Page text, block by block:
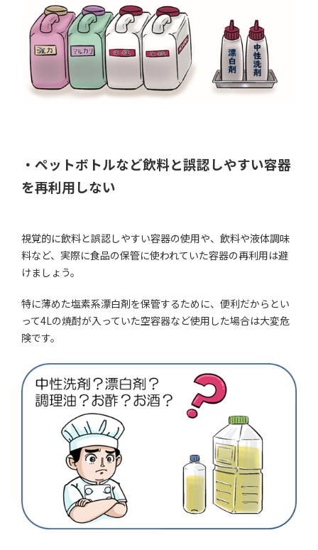
・ペットボトルなど飲料と誤認しやすい容器
を再利用しない
視覚的に飲料と誤認しやすい容器の使用や、飲料や液体調味
料など、実際に食品の保管に使われていた容器の再利用は避
けましょう。
特に薄めた塩素系漂白剤を保管するために、便利だからとい
って4Lの焼酎が入っていた空容器など使用した場合は大変危
険です。